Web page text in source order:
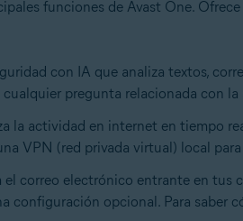
funciones de Avast One.
con IA que analiza textos,
pregunta relacionada con
la actividad en internet en tiempo
VPN (red privada virtual) local
correo electrónico entrante en tus
configuración opcional. Para